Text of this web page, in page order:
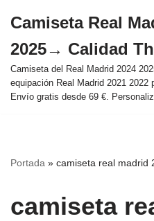
al
contenido
Camiseta Real
2025→ Calidad
Camiseta del Real Madrid 2024
equipación Real Madrid 2021 2022
Envío gratis desde 69 €.
Portada » camiseta real madrid
camiseta